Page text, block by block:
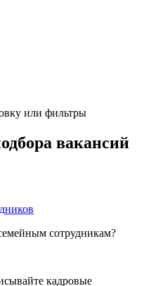
или фильтры
вакансий
сотрудникам?
кадровые